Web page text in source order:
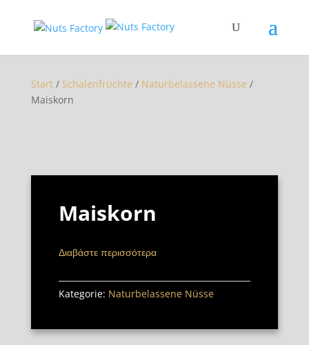
Start/ Schalenfrüchte / Naturbelassene Nüsse /
Maiskorn
Maiskorn
Διαβάστε περισσότερα
Kategorie: Naturbelassene Nüsse